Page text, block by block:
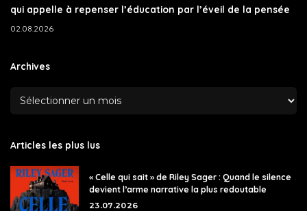
qui appelle à repenser l’éducation par l’éveil de la pensée
02.08.2026
Archives
Articles les plus lus
« Celle qui sait » de Riley Sager : Quand le silence
devient l’arme narrative la plus redoutable
23.07.2026